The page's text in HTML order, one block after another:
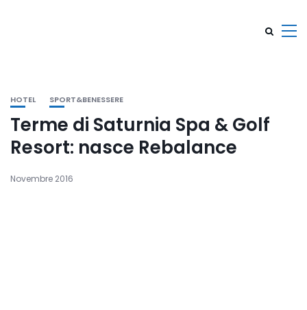
HOTEL SPORT&BENESSERE
Terme di Saturnia Spa & Golf
Resort: nasce Rebalance
Novembre 2016